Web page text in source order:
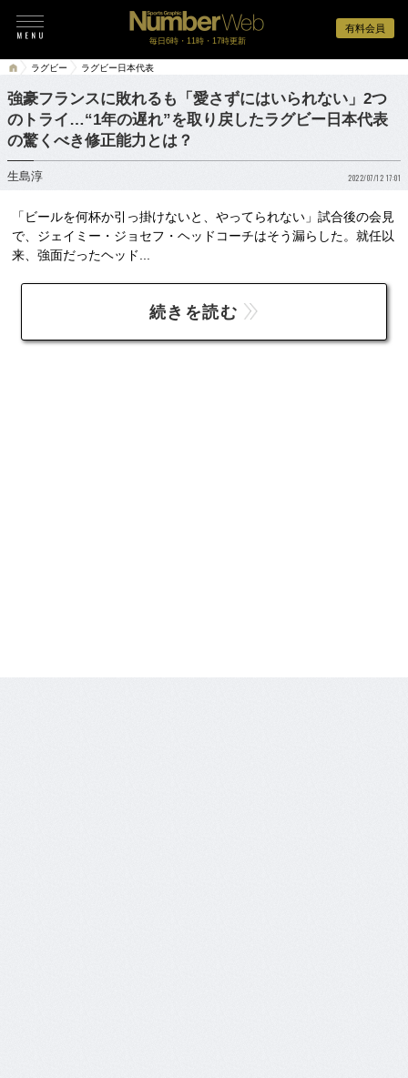
有料会員
毎日6時・11時・17時更新
ラグビー ラグビー日本代表
強豪フランスに敗れるも「愛さずにはいられない」2つ
のトライ…“1年の遅れ”を取り戻したラグビー日本代表
の驚くべき修正能力とは？
生島淳 2022/07/12 17:01
「ビールを何杯か引っ掛けないと、やってられない」試合後の会見
で、ジェイミー・ジョセフ・ヘッドコーチはそう漏らした。就任以
来、強面だったヘッド...
続きを読む